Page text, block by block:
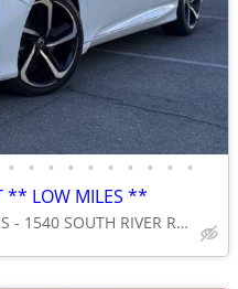
• • • • • • • • • •
** LOW MILES **
OTF MOTORS - 1540 SOUTH RIVER ROAD